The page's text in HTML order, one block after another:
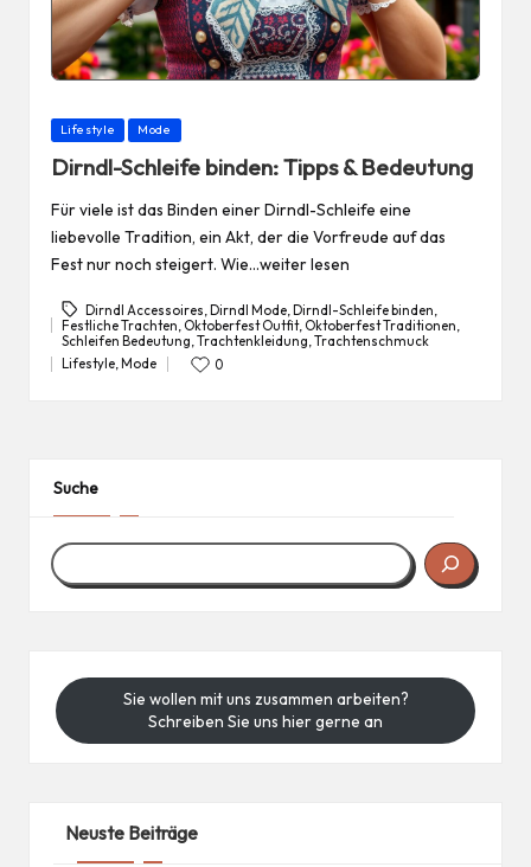
Posted
Lifestyle Mode
Dirndl-Schleife binden: Tipps & Bedeutung
Für viele ist das Binden einer Dirndl-Schleife eine
liebevolle Tradition, ein Akt, der die Vorfreude auf das
Fest nur noch steigert. Wie…weiter lesen
Tags:
Dirndl Accessoires Dirndl Mode, Dirndl-Schleife binden
Festliche Trachten Oktoberfest Outfit, Oktoberfest Traditionen
Schleifen Bedeutung Trachtenkleidung Trachtenschmuck
Posted
Lifestyle, Mode 0
Suche
Sie wollen mit uns zusammen arbeiten?
Schreiben Sie uns hier gerne an
Neuste Beiträge